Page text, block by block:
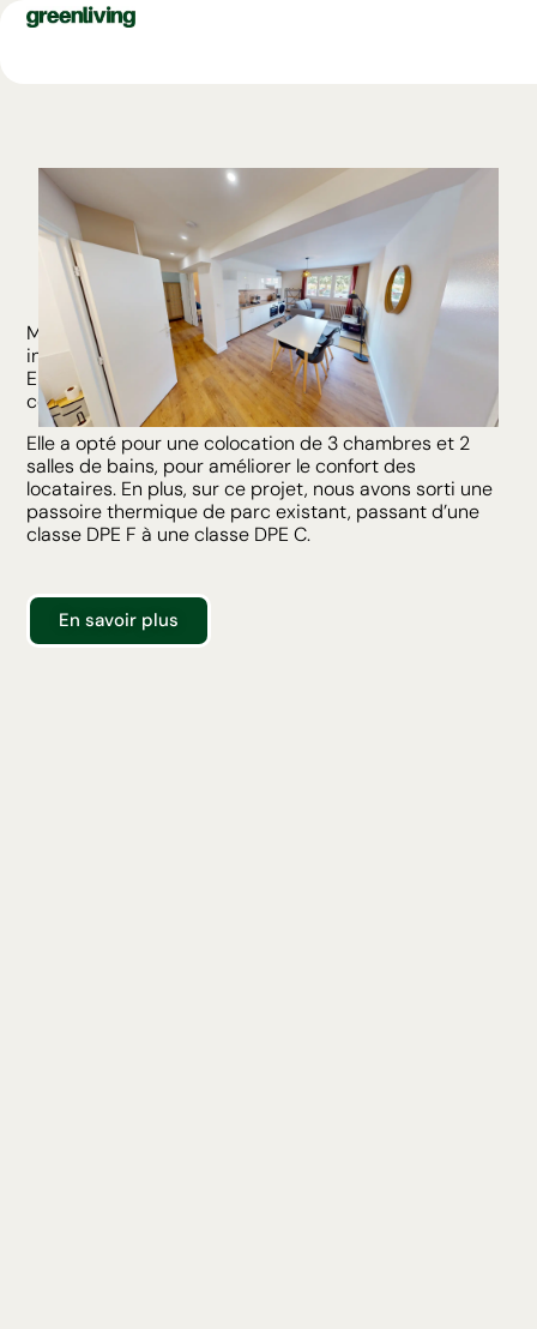
Montpellier Sud est la destination prisée par les
investisseurs, mais aussi et surtout par les locataires.
Eléonore, même de l’autre bout du monde, nous a fait
confiance dans son projet d’investissement.
Elle a opté pour une colocation de 3 chambres et 2
salles de bains, pour améliorer le confort des
locataires. En plus, sur ce projet, nous avons sorti une
passoire thermique de parc existant, passant d’une
classe DPE F à une classe DPE C.
En savoir plus